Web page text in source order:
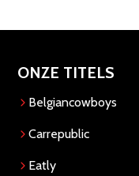
ONZE TITELS
Belgiancowboys
Carrepublic
Eatly